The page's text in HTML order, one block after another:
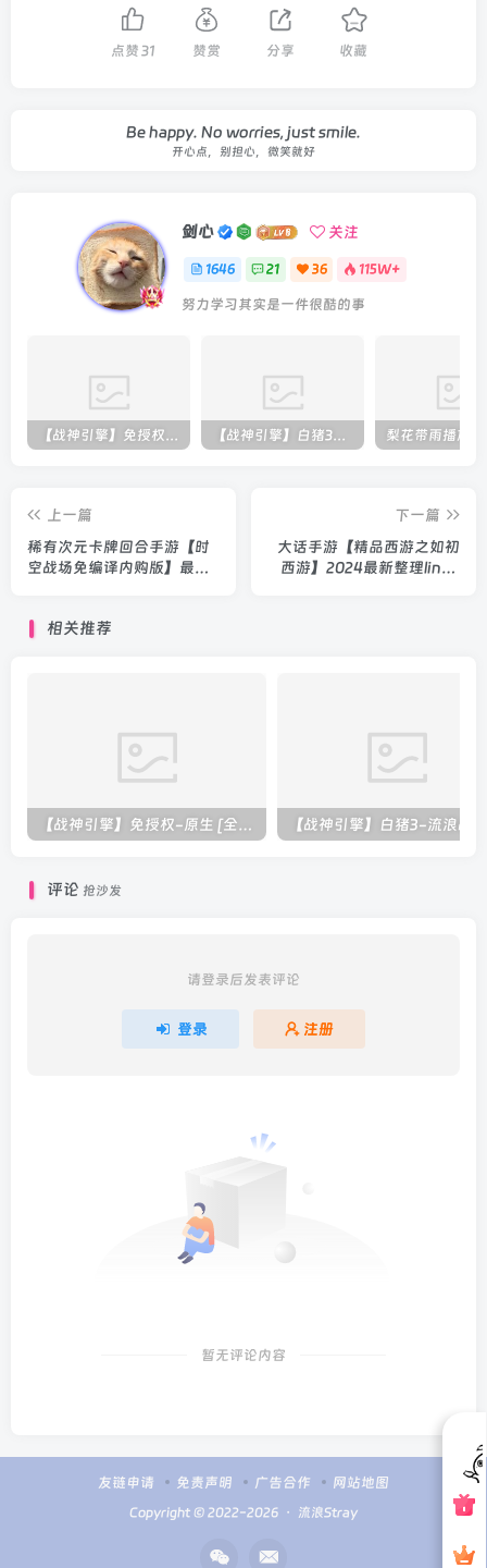
点赞 31 赞赏 分享 收藏
Be happy. No worries, just smile.
开心点，别担心，微笑就好
剑心 关注
1646 21 36 115W+
努力学习其实是一件很酷的事
上一篇
稀有次元卡牌回合手游【时
空战场免编译内购版】最新
下一篇
大话手游【精品西游之如初
西游】2024最新整理linux
相关推荐
【战神引擎】免授权-原生 [全屏自动拾取] 插件 + 配置教程（更新修复版，具体自测）
评论 抢沙发
请登录后发表评论
登录 注册
暂无评论内容
友链申请 免责声明 广告合作 网站地图
Copyright © 2022-2026 ・ 流浪Stray